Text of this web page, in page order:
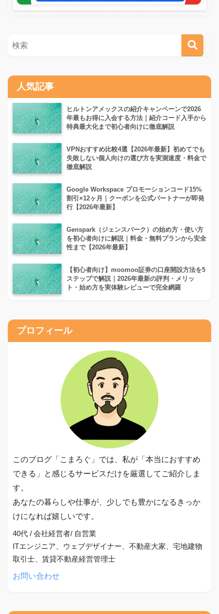
人気記事
ヒルトンアメックスの紹介キャンペーンで2026
年最もお得に入会する方法｜紹介コード入手から
特典最大化まで初心者向けに徹底解説
VPNおすすめ比較4選【2026年最新】初めてでも
失敗しない個人向けの選び方を実測速度・料金で
徹底解説
Google Workspace プロモーションコード15%
割引×12ヶ月｜クーポンを公式パートナーが即発
行【2026年最新】
Genspark（ジェンスパーク）の始め方・使い方
を初心者向けに解説｜料金・無料プランから安全
性まで【2026年最新】
【初心者向け】moomoo証券の口座開設方法を5
ステップで解説｜2026年最新の評判・メリッ
ト・始め方を実体験レビューで完全網羅
プロフィール
このブログ「こまろぐ」では、私が「本当におすすめ
できる」と感じるサービスだけを厳選してご紹介しま
す。
あなたの暮らしや仕事が、少しでも豊かになるきっか
けになれば嬉しいです。
40代 / 会社経営者/ 自営業
ITエンジニア、ウェブデザイナー、不動産大家、宅地建物
取引士、賃貸不動産経営管理士
お問い合わせ